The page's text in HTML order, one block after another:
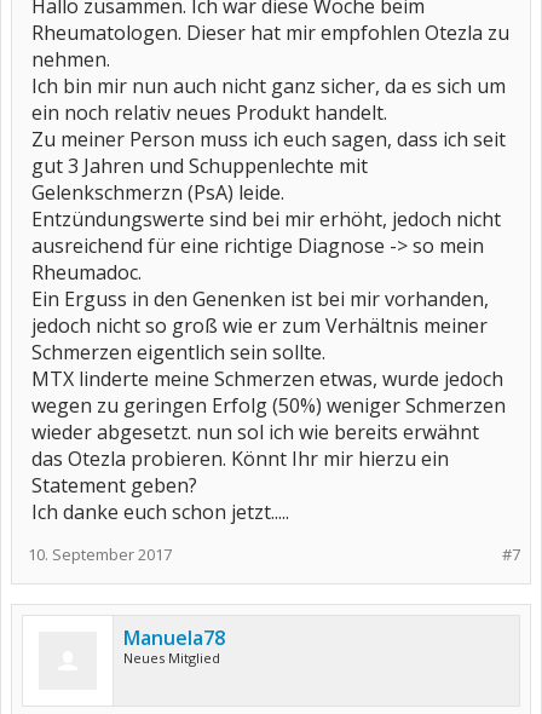
Hallo zusammen. Ich war diese Woche beim
Rheumatologen. Dieser hat mir empfohlen Otezla zu
nehmen.
Ich bin mir nun auch nicht ganz sicher, da es sich um
ein noch relativ neues Produkt handelt.
Zu meiner Person muss ich euch sagen, dass ich seit
gut 3 Jahren und Schuppenlechte mit
Gelenkschmerzn (PsA) leide.
Entzündungswerte sind bei mir erhöht, jedoch nicht
ausreichend für eine richtige Diagnose -> so mein
Rheumadoc.
Ein Erguss in den Genenken ist bei mir vorhanden,
jedoch nicht so groß wie er zum Verhältnis meiner
Schmerzen eigentlich sein sollte.
MTX linderte meine Schmerzen etwas, wurde jedoch
wegen zu geringen Erfolg (50%) weniger Schmerzen
wieder abgesetzt. nun sol ich wie bereits erwähnt
das Otezla probieren. Könnt Ihr mir hierzu ein
Statement geben?
Ich danke euch schon jetzt.....
#7
10. September 2017
Manuela78
Neues Mitglied